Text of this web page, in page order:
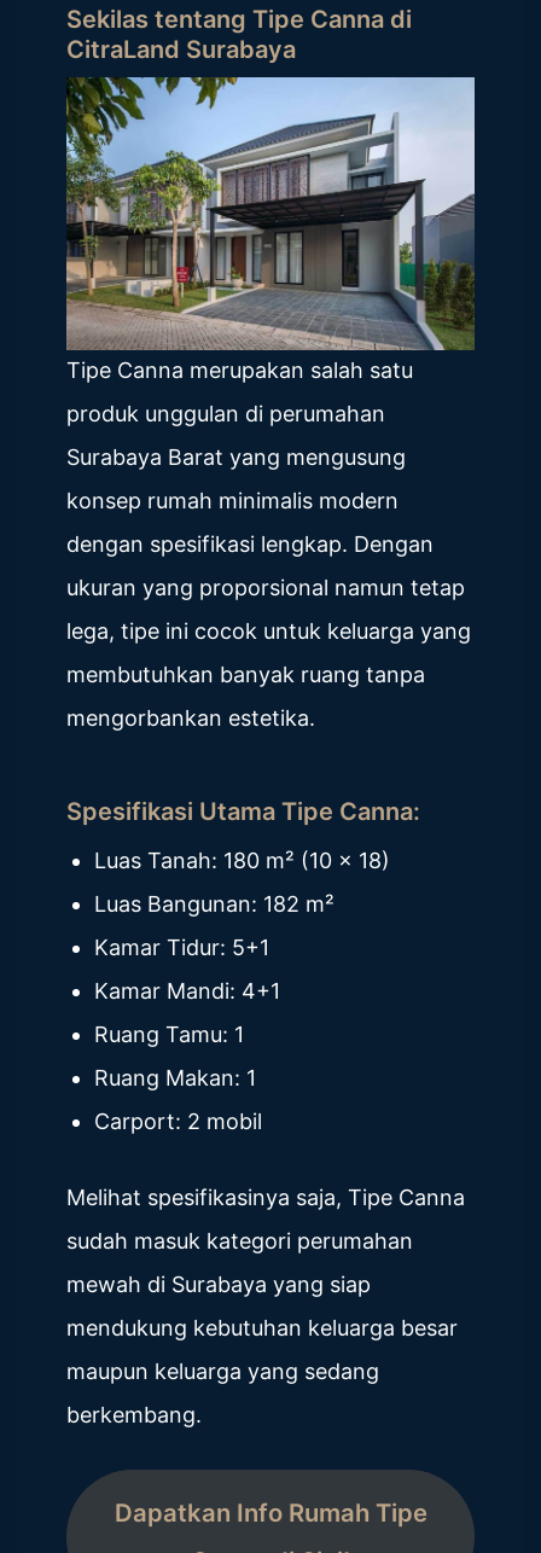
Sekilas tentang Tipe Canna di
CitraLand Surabaya
Tipe Canna merupakan salah satu
produk unggulan di perumahan
Surabaya Barat yang mengusung
konsep rumah minimalis modern
dengan spesifikasi lengkap. Dengan
ukuran yang proporsional namun tetap
lega, tipe ini cocok untuk keluarga yang
membutuhkan banyak ruang tanpa
mengorbankan estetika.
Spesifikasi Utama Tipe Canna:
Luas Tanah: 180 m² (10 x 18)
Luas Bangunan: 182 m²
Kamar Tidur: 5+1
Kamar Mandi: 4+1
Ruang Tamu: 1
Ruang Makan: 1
Carport: 2 mobil
Melihat spesifikasinya saja, Tipe Canna
sudah masuk kategori perumahan
mewah di Surabaya yang siap
mendukung kebutuhan keluarga besar
maupun keluarga yang sedang
berkembang.
Dapatkan Info Rumah Tipe